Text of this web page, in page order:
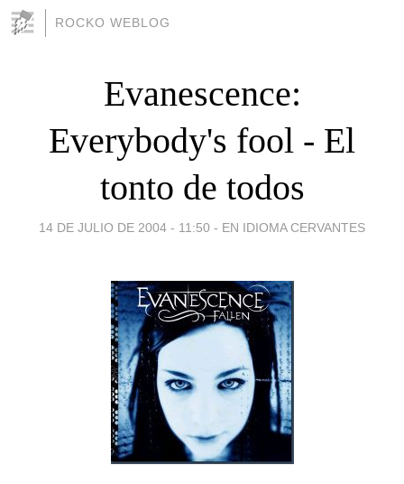
ROCKO WEBLOG
Evanescence:
Everybody's fool - El
tonto de todos
14 DE JULIO DE 2004 - 11:50 - EN IDIOMA CERVANTES